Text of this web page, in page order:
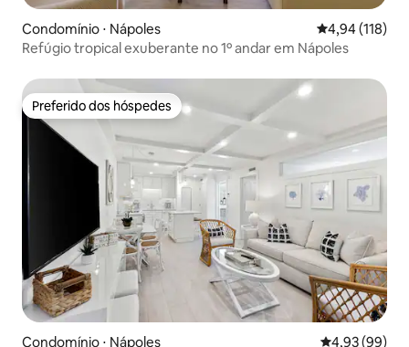
Condomínio ⋅ Nápoles 4,94 de uma
4,94 (118)
Refúgio tropical exuberante no 1º andar em Nápoles
Preferido dos hóspedes
Preferido dos hóspedes
Condomínio ⋅ Nápoles 4,93 de uma
4,93 (99)